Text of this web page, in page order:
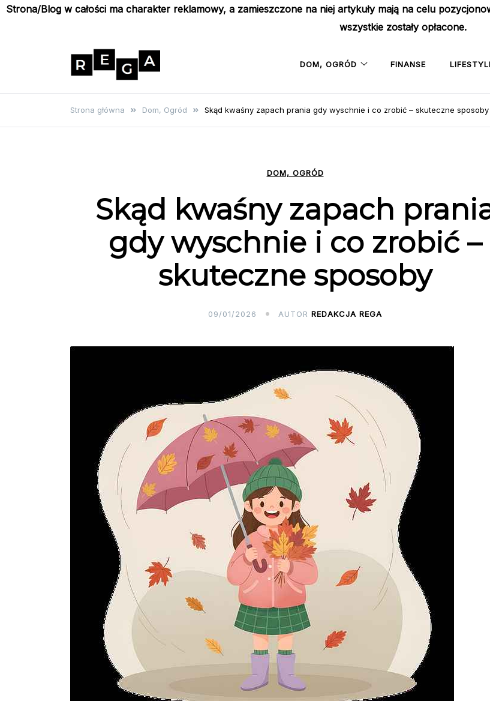
Strona/Blog w całości ma charakter reklamowy, a zamieszczone na niej artykuły mają na celu
wszystkie zostały opłacone.
Rega
poradniki
DOM, OGRÓD FINANSE
Strona główna Dom, Ogród Skąd kwaśny zapach prania gdy wyschnie i co zrobić – skuteczne sposoby
DOM, OGRÓD
Skąd kwaśny zapach
gdy wyschnie i co zrobić –
skuteczne sposoby
09/01/2026 AUTOR REDAKCJA REGA